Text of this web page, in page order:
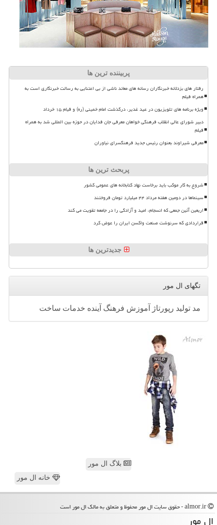
پربیننده ترین ها
رفتار های بزدلانه خبرنگاران رسانه های معاند ناشی از بی اعتنایی به رسالت خبرنگاری است به
همراه فیلم
ویژه برنامه های تلویزیون در عید غدیر، درگذشت امام خمینی (ره) و قیام ۱۵ خرداد
دبیر شورای عالی انقلاب فرهنگی خواهان معرفی جان فدایان در حوزه بین المللی شد به همراه
فیلم
معرفی شیراوند بعنوان رئیس جدید فرهنگسرای نیاوران
پربحث ترین ها
شروع به کار موکب باید برخاست نهاد کتابخانه های عمومی کشور
سینماها در دومین هفته مرداد ۴۴ میلیارد تومان فروختند
اربعین آئین جمعی که انسجام، امید و آزادگی را در جامعه تقویت می کند
قراردادی که سرنوشت صنعت واکسن ایران را عوض کرد
جدیدترین ها
تگهای ال مور
مد تولید رپورتاژ آموزش فرهنگ آینده خدمات ساخت
بلاگ ال مور
خانه ال مور
ال مور